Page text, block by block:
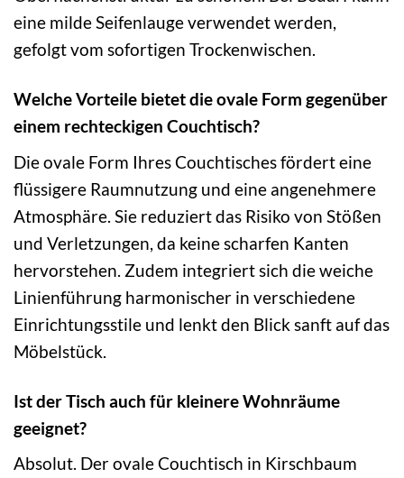
eine milde Seifenlauge verwendet werden,
gefolgt vom sofortigen Trockenwischen.
Welche Vorteile bietet die ovale Form gegenüber
einem rechteckigen Couchtisch?
Die ovale Form Ihres Couchtisches fördert eine
flüssigere Raumnutzung und eine angenehmere
Atmosphäre. Sie reduziert das Risiko von Stößen
und Verletzungen, da keine scharfen Kanten
hervorstehen. Zudem integriert sich die weiche
Linienführung harmonischer in verschiedene
Einrichtungsstile und lenkt den Blick sanft auf das
Möbelstück.
Ist der Tisch auch für kleinere Wohnräume
geeignet?
Absolut. Der ovale Couchtisch in Kirschbaum